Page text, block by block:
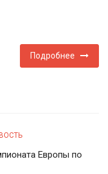
Подробнее
Европы по